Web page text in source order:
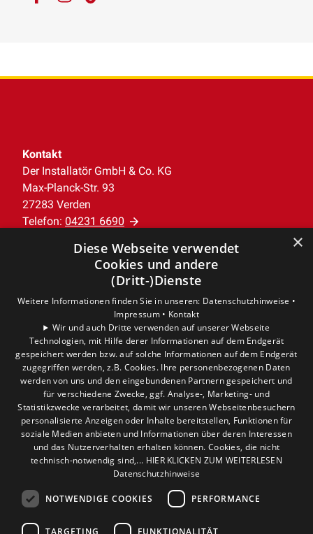
Kontakt
Der Installatör GmbH & Co. KG
Max-Planck-Str. 93
27283 Verden
Telefon: 04231 6690
Datenschutz
Impressum
Barrierefreiheitserklärung
Leistungen
Privatkunden
Gewerbekunden
Karriere
Unternehmen
Verden
×
Diese Webseite verwendet
Cookies und andere
(Dritt-)Dienste
Weitere Informationen finden Sie in unseren: Datenschutzhinweise •
Impressum • Kontakt
Wir und auch Dritte verwenden auf unserer Webseite
Technologien, mit Hilfe derer Informationen auf dem Endgerät
gespeichert werden bzw. auf solche Informationen auf dem Endgerät
zugegriffen werden, z.B. Cookies. Ihre personenbezogenen Daten
werden von uns und den eingebundenen Partnern gespeichert und
für verschiedene Zwecke, ggf. Analyse-, Marketing- und
Statistikzwecke verarbeitet, damit wir unseren Webseitenbesuchern
personalisierte Anzeigen oder Inhalte bereitstellen, Funktionen für
soziale Medien anbieten und Informationen über deren Interessen
und das Nutzerverhalten erhalten können. Cookies, die nicht
technisch-notwendig sind,... HIER KLICKEN ZUM WEITERLESEN
Datenschutzhinweise
NOTWENDIGE COOKIES PERFORMANCE
TARGETING FUNKTIONALITÄT